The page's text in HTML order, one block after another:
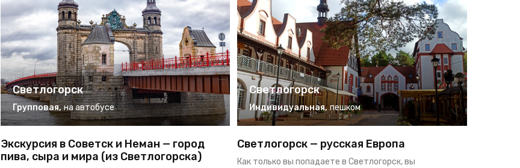
Светлогорск
Групповая, на автобусе
Экскурсия в Советск и Неман — город
пива, сыра и мира (из Светлогорска)
Светлогорск
Индивидуальная, пешком
Светлогорск — русская Европа
Как только вы попадаете в Светлогорск, вы